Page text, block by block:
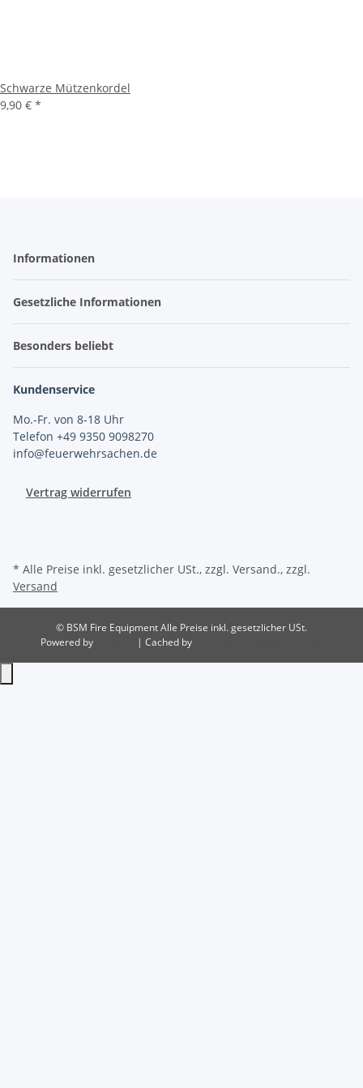
Schwarze Mützenkordel
9,90 € *
Informationen
Gesetzliche Informationen
Besonders beliebt
Kundenservice
Mo.-Fr. von 8-18 Uhr
Telefon +49 9350 9098270
info@feuerwehrsachen.de
Vertrag widerrufen
* Alle Preise inkl. gesetzlicher USt., zzgl. Versand., zzgl.
Versand
© BSM Fire EquipmentAlle Preise inkl. gesetzlicher USt.
Powered by
| Cached by